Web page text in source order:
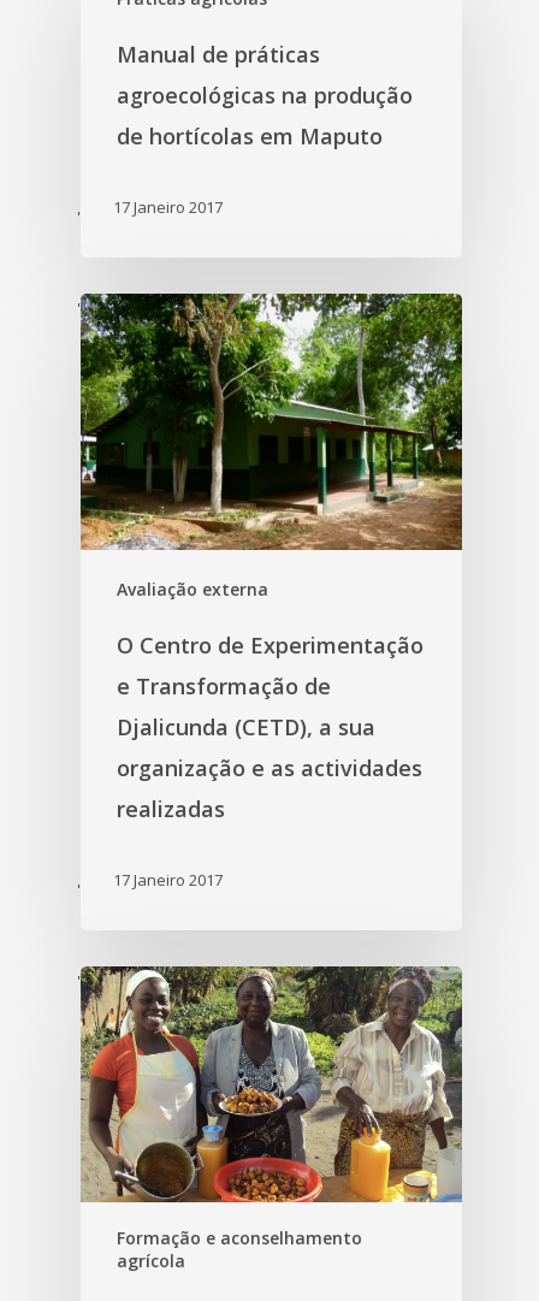
'
Manual de práticas
agroecológicas na produção
de hortícolas em Maputo
17 Janeiro 2017
'
'
Avaliação externa
O Centro de Experimentação
e Transformação de
Djalicunda (CETD), a sua
organização e as actividades
realizadas
17 Janeiro 2017
'
Formação e aconselhamento
agrícola